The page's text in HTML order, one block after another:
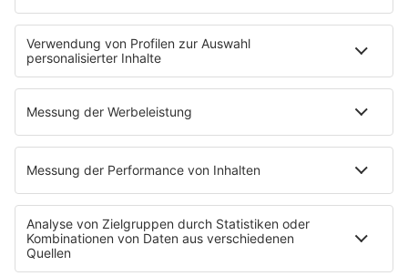
Reggae
RnB Ballads
Rock
Soul & RnB
Techno
TECHNO ESSENTIALS by Tom Wax
90s90s BW
Podcast